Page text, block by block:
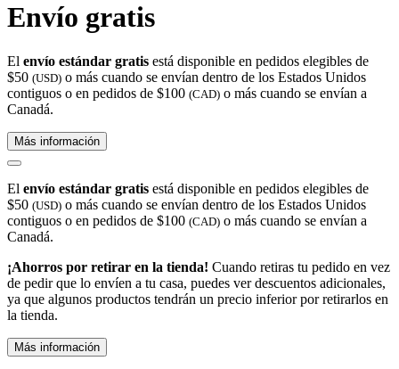
Envío gratis
El envío estándar gratis está disponible en pedidos elegibles de
$50 (USD) o más cuando se envían dentro de los Estados Unidos
contiguos o en pedidos de $100 (CAD) o más cuando se envían a
Canadá.
Más información
El envío estándar gratis está disponible en pedidos elegibles de
$50 (USD) o más cuando se envían dentro de los Estados Unidos
contiguos o en pedidos de $100 (CAD) o más cuando se envían a
Canadá.
¡Ahorros por retirar en la tienda! Cuando retiras tu pedido en vez
de pedir que lo envíen a tu casa, puedes ver descuentos adicionales,
ya que algunos productos tendrán un precio inferior por retirarlos en
la tienda.
Más información